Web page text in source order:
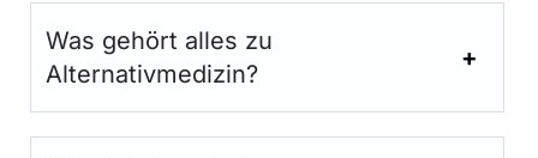
Was gehört alles zu
Alternativmedizin?